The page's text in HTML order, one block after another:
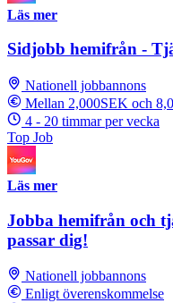
Läs mer
Sidjobb hemifrån -
Nationell jobbannons
Mellan 2,000SEK och
4 - 20 timmar per vecka
Top Job
Läs mer
Jobba hemifrån och
passar dig!
Nationell jobbannons
Enligt överenskommelse